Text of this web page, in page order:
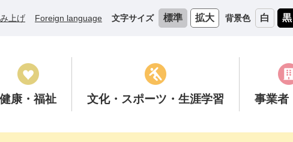
上げ Foreign language 文字サイズ 標準 拡大 背景色 白 黒
健康 ・福祉 文化・スポーツ ・生涯学習 事業者